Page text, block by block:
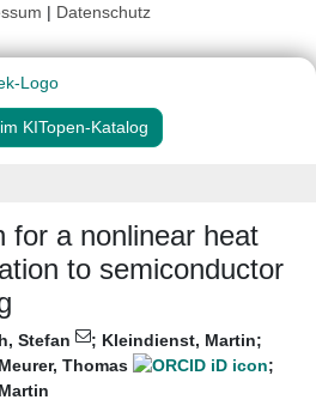
| Datenschutz
KITopen-Katalog
for a nonlinear heat
to semiconductor
Stefan ; Kleindienst, Martin;
Meurer, Thomas
;